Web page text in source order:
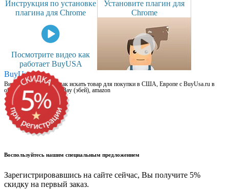
Инструкция по установке
плагина для Chrome
Установите плагин для
Chrome
Посмотрите видео как
работает BuyUSA
BuyUsa.ru
Видео для новичков: как искать товар для покупки в США, Европе с BuyUsa.ru в
онлайн магазинах, на eBay (эбей), amazon
Воспользуйтесь нашим специальным предложением
Зарегистрировавшись на сайте сейчас, Вы получите 5%
скидку на первый заказ.